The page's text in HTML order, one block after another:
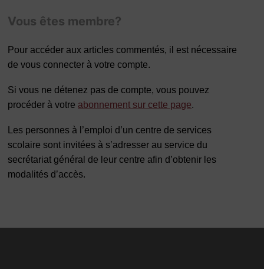
Vous êtes membre?
Pour accéder aux articles commentés, il est nécessaire
de vous connecter à votre compte.
Si vous ne détenez pas de compte, vous pouvez
procéder à votre abonnement sur cette page.
Les personnes à l’emploi d’un centre de services
scolaire sont invitées à s’adresser au service du
secrétariat général de leur centre afin d’obtenir les
modalités d’accès.